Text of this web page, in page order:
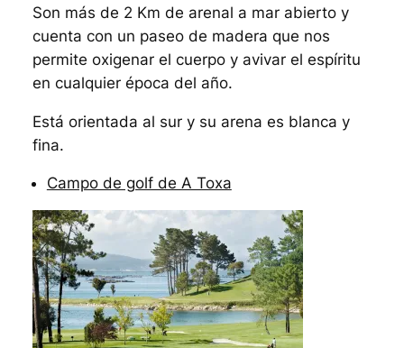
Son más de 2 Km de arenal a mar abierto y
cuenta con un paseo de madera que nos
permite oxigenar el cuerpo y avivar el espíritu
en cualquier época del año.
Está orientada al sur y su arena es blanca y
fina.
Campo de golf de A Toxa